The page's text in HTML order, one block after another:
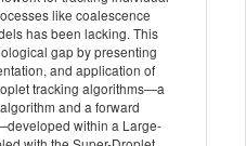
like coalescence
has been lacking. This
gap by presenting
and application of
tracking algorithms—a
and a forward
within a Large-